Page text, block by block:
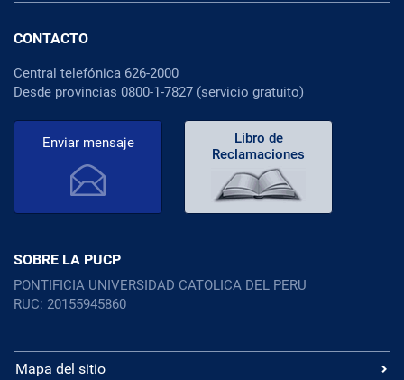
CONTACTO
Central telefónica 626-2000
Desde provincias 0800-1-7827 (servicio gratuito)
Enviar mensaje
Libro de
Reclamaciones
SOBRE LA PUCP
PONTIFICIA UNIVERSIDAD CATOLICA DEL PERU
RUC: 20155945860
Mapa del sitio